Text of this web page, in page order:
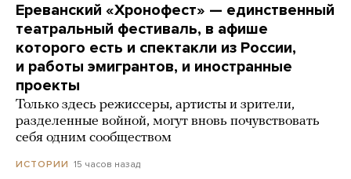
Ереванский «Хронофест» — единственный
театральный фестиваль, в афише
которого есть и спектакли из России,
и работы эмигрантов, и иностранные
проекты
Только здесь режиссеры, артисты и зрители,
разделенные войной, могут вновь почувствовать
себя одним сообществом
ИСТОРИИ 15 часов назад